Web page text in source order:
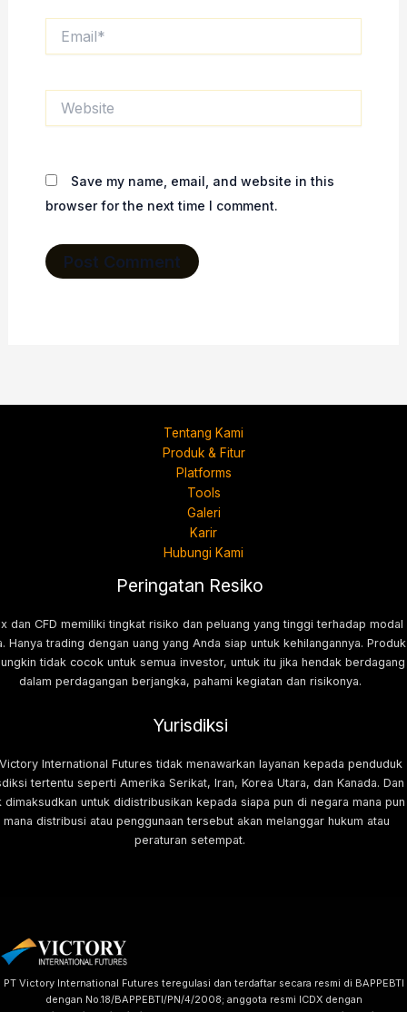
Save my name, email, and website in this
browser for the next time I comment.
Tentang Kami
Produk & Fitur
Platforms
Tools
Galeri
Karir
Hubungi Kami
Peringatan Resiko
dan CFD memiliki tingkat risiko dan peluang yang tinggi terhadap modal
Hanya trading dengan uang yang Anda siap untuk kehilangannya. Produk
tidak cocok untuk semua investor, untuk itu jika hendak berdagang
dalam perdagangan berjangka, pahami kegiatan dan risikonya.
Yurisdiksi
International Futures tidak menawarkan layanan kepada penduduk
tertentu seperti Amerika Serikat, Iran, Korea Utara, dan Kanada. Dan
dimaksudkan untuk didistribusikan kepada siapa pun di negara mana pun
mana distribusi atau penggunaan tersebut akan melanggar hukum atau
peraturan setempat.
PT Victory International Futures teregulasi dan terdaftar secara resmi di BAPPEBTI
dengan No.18/BAPPEBTI/PN/4/2008; anggota resmi ICDX dengan